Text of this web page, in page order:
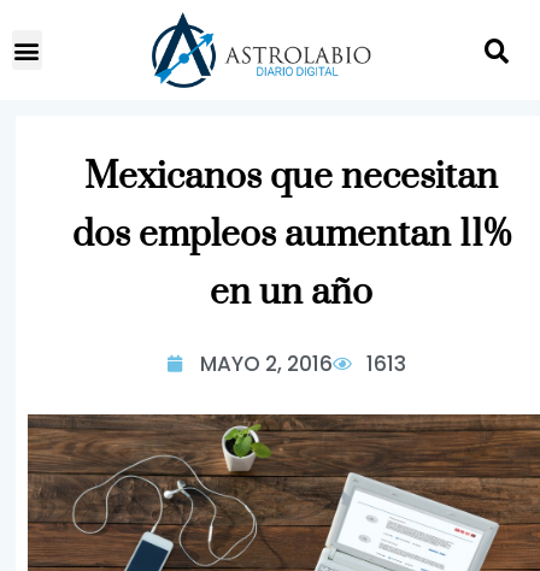
Mexicanos que necesitan
dos empleos aumentan 11%
en un año
MAYO 2, 2016 1613